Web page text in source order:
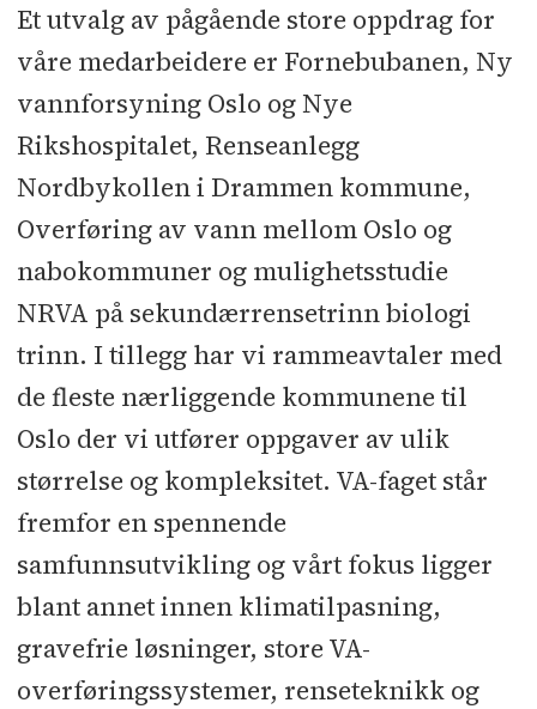
Et utvalg av pågående store oppdrag for
våre medarbeidere er Fornebubanen, Ny
vannforsyning Oslo og Nye
Rikshospitalet, Renseanlegg
Nordbykollen i Drammen kommune,
Overføring av vann mellom Oslo og
nabokommuner og mulighetsstudie
NRVA på sekundærrensetrinn biologi
trinn. I tillegg har vi rammeavtaler med
de fleste nærliggende kommunene til
Oslo der vi utfører oppgaver av ulik
størrelse og kompleksitet. VA-faget står
fremfor en spennende
samfunnsutvikling og vårt fokus ligger
blant annet innen klimatilpasning,
gravefrie løsninger, store VA-
overføringssystemer, renseteknikk og